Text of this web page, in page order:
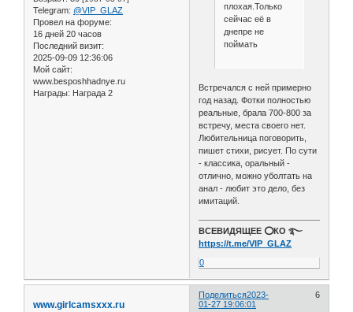
Telegram: @VIP_GLAZ
Провел на форуме:
16 дней 20 часов
Последний визит:
2025-09-09 12:36:06
Мой сайт:
www.besposhhadnye.ru
Награды: Награда 2
плохая.Только
сейчас её в
днепре не
поймать
Встречался с ней примерно
год назад. Фотки полностью
реальные, брала 700-800 за
встречу, места своего нет.
Любительница поговорить,
пишет стихи, рисует. По сути
- классика, оральный -
отлично, можно уболтать на
анал - любит это дело, без
имитаций.
ВСЕВИДЯЩЕЕ ⭕️КО ࿐
https://t.me/VIP_GLAZ
0
Поделиться 6
2023-
01-27 19:06:01
www.girlcamsxxx.ru